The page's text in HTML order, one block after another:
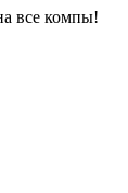
все компы!